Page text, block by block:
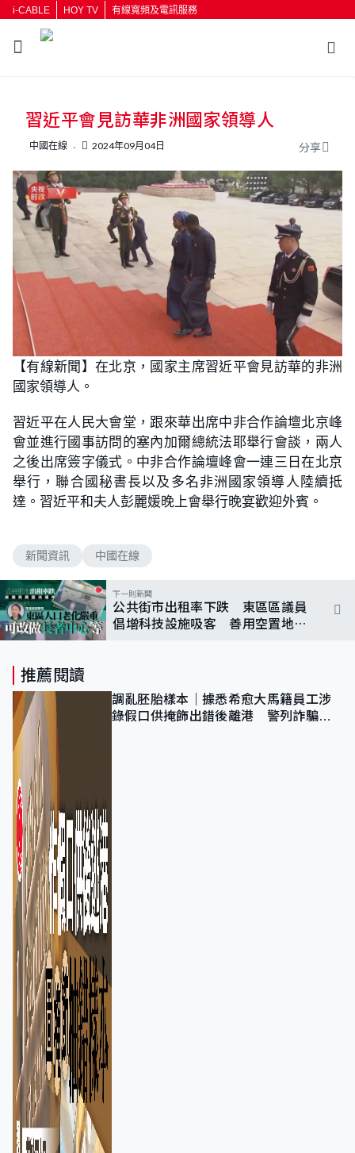
i-CABLE HOY TV 有線寬頻及電訊服務
按輸入鍵開始搜尋
習近平會見訪華非洲國家領導人
中國在線 2024年09月04日 分享
【有線新聞】在北京，國家主席習近平會見訪華的非洲
國家領導人。
習近平在人民大會堂，跟來華出席中非合作論壇北京峰
會並進行國事訪問的塞內加爾總統法耶舉行會談，兩人
之後出席簽字儀式。中非合作論壇峰會一連三日在北京
舉行，聯合國秘書長以及多名非洲國家領導人陸續抵
達。習近平和夫人彭麗媛晚上會舉行晚宴歡迎外賓。
新聞資訊 中國在線
下一則新聞
公共街市出租率下跌 東區區議員
倡增科技設施吸客 善用空置地方
推薦閱讀
調亂胚胎樣本｜據悉希愈大馬籍員工涉
錄假口供掩飾出錯後離港 警列詐騙